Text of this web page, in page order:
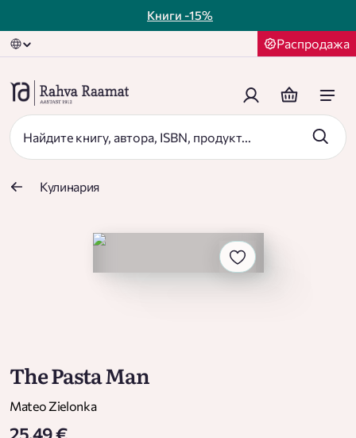
Книги -15%
Распродажа
Кулинария
The Pasta Man
Mateo Zielonka
25,49 €